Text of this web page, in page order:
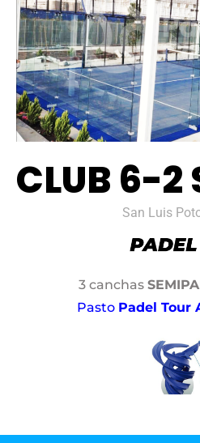
CLUB 6-2
San Luis
3 canchas
Pasto Padel Tour